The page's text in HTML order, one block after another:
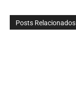
Posts Relacionados